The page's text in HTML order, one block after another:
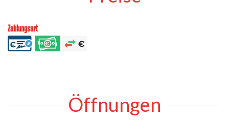
Zahlungsart
Öffnungen